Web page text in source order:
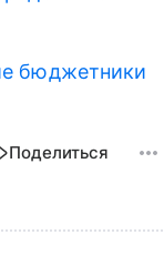
бюджетники
Поделиться